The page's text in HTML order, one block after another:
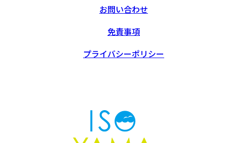
お問い合わせ
免責事項
プライバシーポリシー